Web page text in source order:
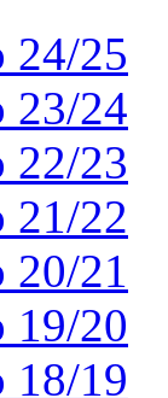
25
24
23
22
21
20
19